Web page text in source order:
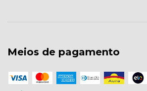
Meios de pagamento